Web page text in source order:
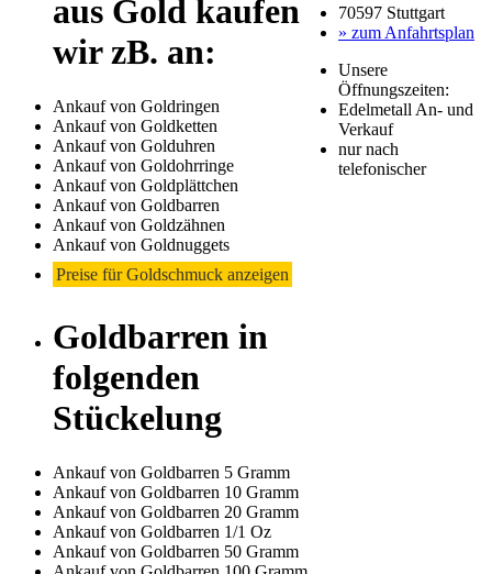
aus Gold kaufen
wir zB. an:
Ankauf von Goldringen
Ankauf von Goldketten
Ankauf von Golduhren
Ankauf von Goldohrringe
Ankauf von Goldplättchen
Ankauf von Goldbarren
Ankauf von Goldzähnen
Ankauf von Goldnuggets
Preise für Goldschmuck anzeigen
Goldbarren in
folgenden
Stückelung
Ankauf von Goldbarren 5 Gramm
Ankauf von Goldbarren 10 Gramm
Ankauf von Goldbarren 20 Gramm
Ankauf von Goldbarren 1/1 Oz
Ankauf von Goldbarren 50 Gramm
70597 Stuttgart
» zum Anfahrtsplan
Unsere
Öffnungszeiten:
Edelmetall An- und
Verkauf
nur nach
telefonischer